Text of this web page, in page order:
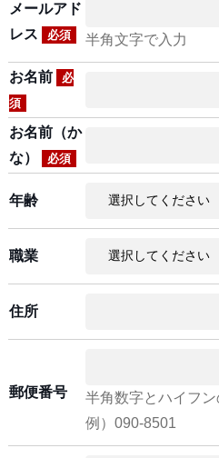
メールアド
レス
必須 半角文字で入力
お名前
必
須
お名前（か
な）
必須
年齢
職業
住所
郵便番号
半角数字とハイフン
例）090-8501